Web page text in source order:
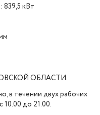
839,5 кВт
ОБЛАСТИ.
в течении двух рабочих
до 21.00.